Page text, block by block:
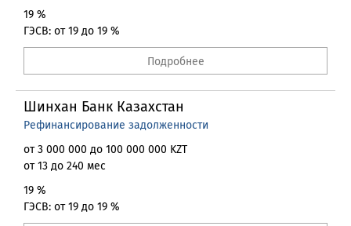
19 %
ГЭСВ: от 19 до 19 %
Подробнее
Шинхан Банк Казахстан
Рефинансирование задолженности
от 3 000 000 до 100 000 000 KZT
от 13 до 240 мес
19 %
ГЭСВ: от 19 до 19 %